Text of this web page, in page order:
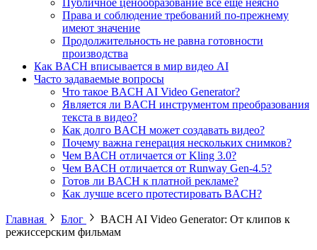
Права и соблюдение требований по-прежнему
имеют значение
Продолжительность не равна готовности
производства
Как BACH вписывается в мир видео AI
Часто задаваемые вопросы
Что такое BACH AI Video Generator?
Является ли BACH инструментом преобразования
текста в видео?
Как долго BACH может создавать видео?
Почему важна генерация нескольких снимков?
Чем BACH отличается от Kling 3.0?
Чем BACH отличается от Runway Gen-4.5?
Готов ли BACH к платной рекламе?
Как лучше всего протестировать BACH?
Главная Блог
BACH AI Video Generator: От клипов к
режиссерским фильмам